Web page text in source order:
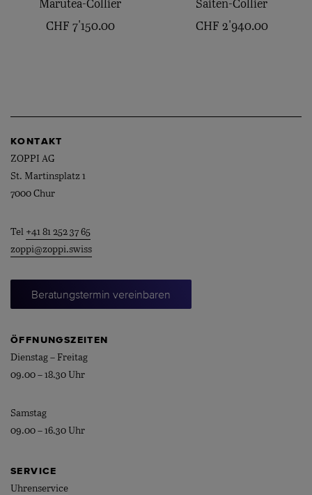
Marutea-Collier
CHF 7'150.00
Saiten-Collier
CHF 2'940.00
KONTAKT
ZOPPI AG
St. Martinsplatz 1
7000 Chur
Tel +41 81 252 37 65
zoppi@zoppi.swiss
Beratungstermin vereinbaren
ÖFFNUNGSZEITEN
Dienstag – Freitag
09.00 – 18.30 Uhr
Samstag
09.00 – 16.30 Uhr
SERVICE
Uhrenservice